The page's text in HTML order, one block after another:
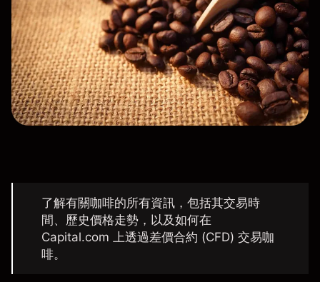
了解有關咖啡的所有資訊，包括其交易時
間、歷史價格走勢，以及如何在
Capital.com 上透過差價合約 (CFD) 交易咖
啡。